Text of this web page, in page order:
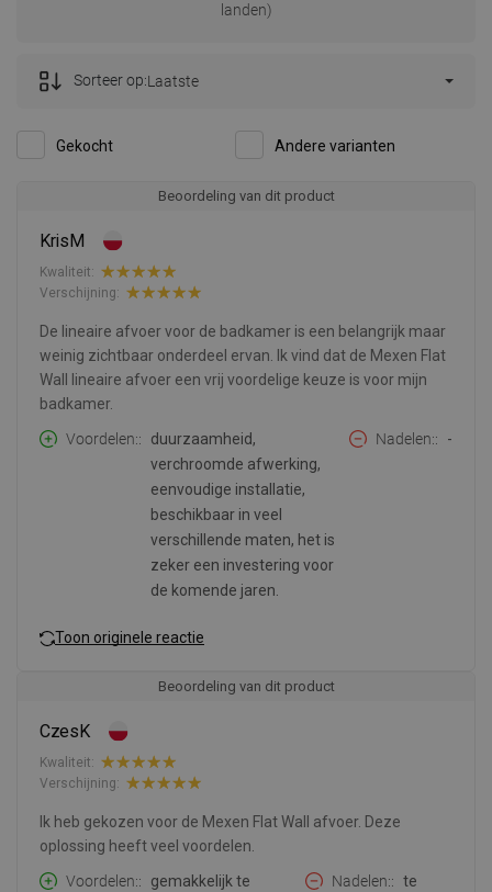
landen)
Gekocht Andere varianten
Sorteer op:Laatste
Beoordeling van dit product
KrisM
Kwaliteit:
Verschijning:
De lineaire afvoer voor de badkamer is een belangrijk maar
weinig zichtbaar onderdeel ervan. Ik vind dat de Mexen Flat
Wall lineaire afvoer een vrij voordelige keuze is voor mijn
badkamer.
Voordelen:
duurzaamheid,
verchroomde afwerking,
eenvoudige installatie,
beschikbaar in veel
verschillende maten, het is
zeker een investering voor
de komende jaren.
Nadelen: -
Toon originele reactie
Beoordeling van dit product
CzesK
Kwaliteit:
Verschijning:
Ik heb gekozen voor de Mexen Flat Wall afvoer. Deze
oplossing heeft veel voordelen.
Voordelen:
gemakkelijk te
Nadelen:
te